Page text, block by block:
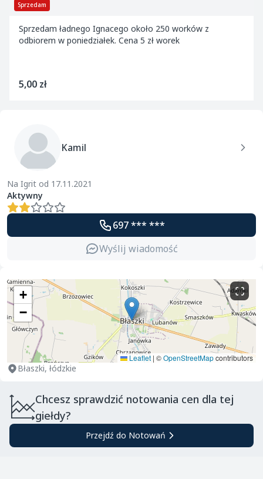
Sprzedam
Sprzedam ładnego Ignacego około 250 worków z
odbiorem w poniedziałek. Cena 5 zł worek
5,00 zł
Kamil
Na Igrit od 17.11.2021
Aktywny
697 *** ***
Wyślij wiadomość
+
−
Leaflet | ©OpenStreetMapcontributors
Błaszki, łódzkie
Chcesz sprawdzić notowania cen dla tej
giełdy?
Przejdź do Notowań